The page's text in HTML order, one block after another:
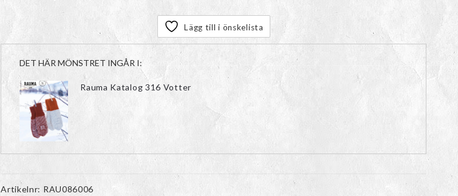
Lägg till i önskelista
DET HÄR MÖNSTRET INGÅR I:
Rauma Katalog 316 Votter
Artikelnr: RAU086006